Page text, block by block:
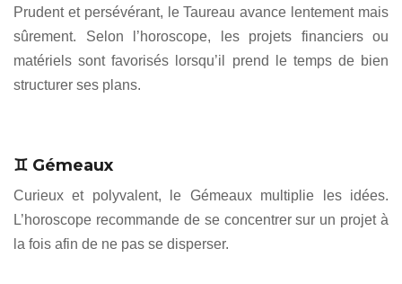
Prudent et persévérant, le Taureau avance lentement mais
sûrement. Selon l’horoscope, les projets financiers ou
matériels sont favorisés lorsqu’il prend le temps de bien
structurer ses plans.
♊ Gémeaux
Curieux et polyvalent, le Gémeaux multiplie les idées.
L’horoscope recommande de se concentrer sur un projet à
la fois afin de ne pas se disperser.